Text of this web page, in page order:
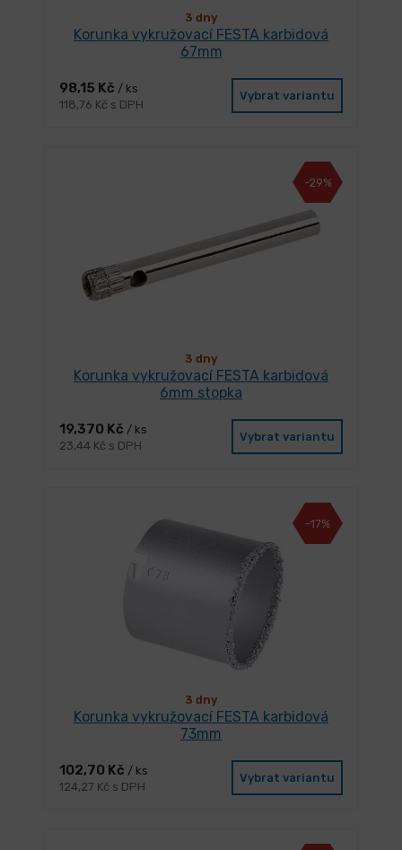
3 dny
Korunka vykružovací FESTA karbidová
67mm
98,15 Kč / ks
118,76 Kč s DPH
Vybrat variantu
-29%
3 dny
Korunka vykružovací FESTA karbidová
6mm stopka
19,370 Kč / ks
23,44 Kč s DPH
Vybrat variantu
-17%
3 dny
Korunka vykružovací FESTA karbidová
73mm
102,70 Kč / ks
124,27 Kč s DPH
Vybrat variantu